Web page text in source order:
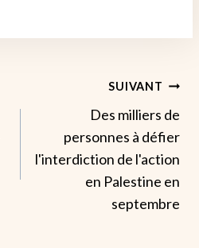
SUIVANT
Des milliers de
personnes à défier
l'interdiction de l'action
en Palestine en
septembre